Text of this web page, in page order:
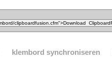
klembord synchroniseren